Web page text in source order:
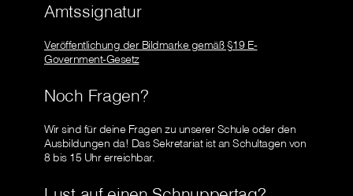
Amtssignatur
Veröffentlichung der Bildmarke gemäß §19 E-
Government-Gesetz
Noch Fragen?
Wir sind für deine Fragen zu unserer Schule oder den
Ausbildungen da! Das Sekretariat ist an Schultagen von
8 bis 15 Uhr erreichbar.